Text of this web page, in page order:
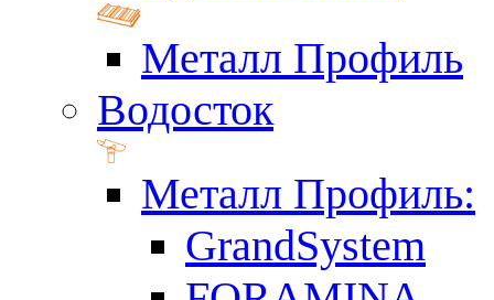
Металл Профиль
Водосток
Металл Профиль:
GrandSystem